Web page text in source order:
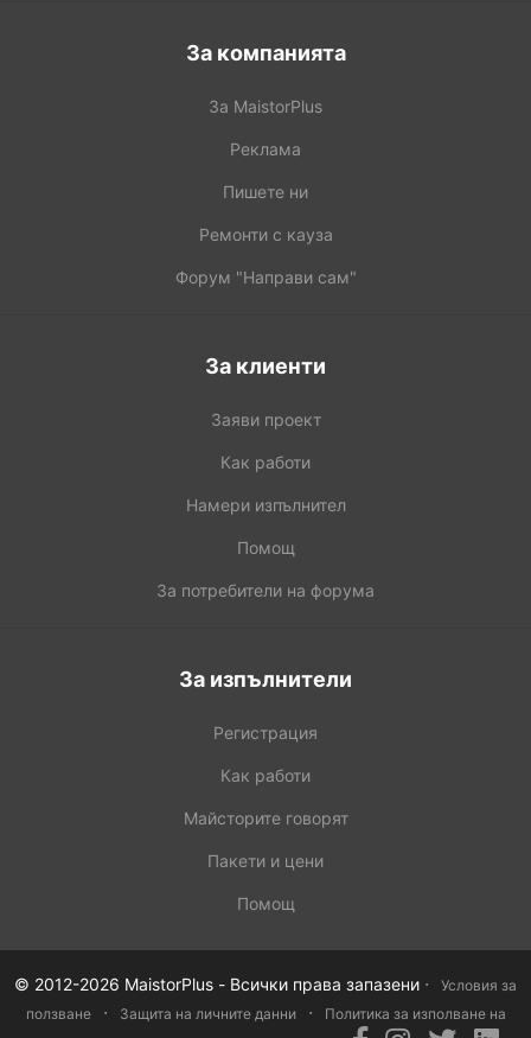
За компанията
За MaistorPlus
Реклама
Пишете ни
Ремонти с кауза
Форум "Направи сам"
За клиенти
Заяви проект
Как работи
Намери изпълнител
Помощ
За потребители на форума
За изпълнители
Регистрация
Как работи
Майсторите говорят
Пакети и цени
Помощ
© 2012-2026 MaistorPlus - Всички права запазени ·
Условия за
ползване
· Защита на личните данни ·
Политика за изполване на